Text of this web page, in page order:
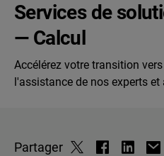
Services de
— Calcul
Accélérez votre transition
l'assistance de nos experts
Partager